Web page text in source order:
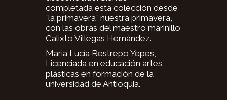
completada esta colección desde
¨la primavera¨ nuestra primavera,
con las obras del maestro marinillo
Calixto Villegas Hernández.
Maria Lucía Restrepo Yepes,
Licenciada en educación artes
plásticas en formación de la
universidad de Antioquia.